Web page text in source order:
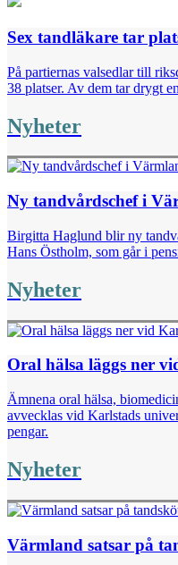
Sex tandläkare tar
På partiernas valsedlar till
38 platser. Av dem tar drygt
Nyheter
Ny tandvårdschef i
Birgitta Haglund blir ny
Hans Östholm, som går i
Nyheter
Oral hälsa läggs ner
Ämnena oral hälsa,
avvecklas vid Karlstads
pengar.
Nyheter
Värmland satsar på